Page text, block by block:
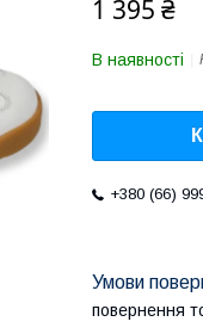
1 395 ₴
В наявності
+380 (66)
повернення